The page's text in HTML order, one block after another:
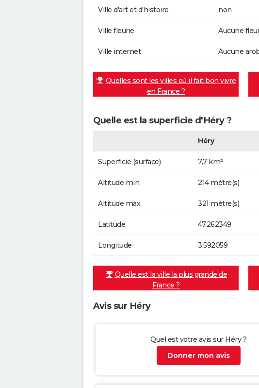
Ville d'art et d'histoire non
Ville fleurie Aucune
Ville internet Aucune
Quelles sont les villes où il fait bon vivre
en France ?
Quelle est la superficie d'Héry ?
Héry
Superficie (surface) 7,7 km²
Altitude min. 214 mètre(s)
Altitude max. 321 mètre(s)
Latitude 47.262349
Longitude 3.592059
Quelle est la ville la plus grande de
France ?
Avis sur Héry
Quel est votre avis sur Héry ?
Donner mon avis